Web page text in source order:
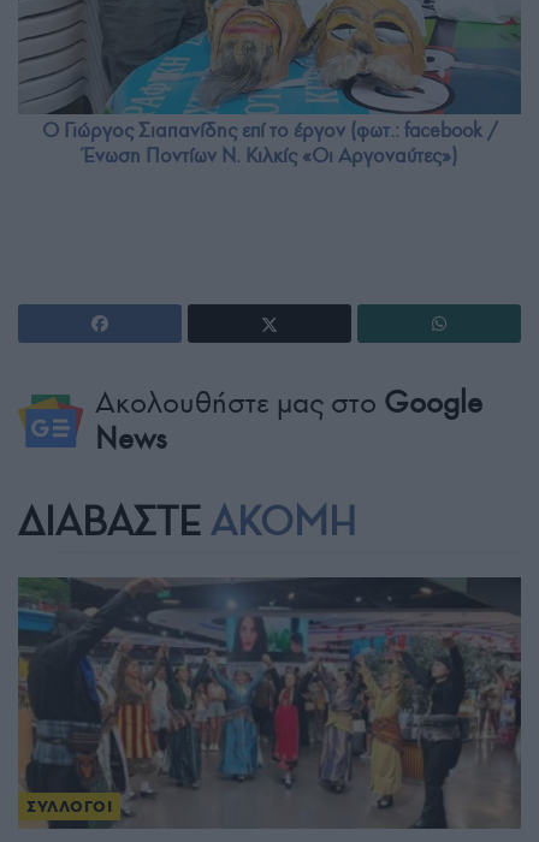
Ο Γιώργος Σιαπανίδης επί το έργον (φωτ.: facebook /
Ένωση Ποντίων Ν. Κιλκίς «Οι Αργοναύτες»)
Ακολουθήστε μας στο Google
News
ΔΙΑΒΑΣΤΕ ΑΚΟΜΗ
ΣΥΛΛΟΓΟΙ